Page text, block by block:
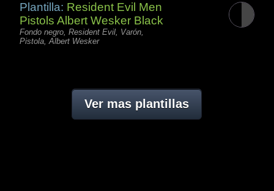
Plantilla: Resident Evil Men
Pistols Albert Wesker Black
Fondo negro, Resident Evil, Varón,
Pistola, Albert Wesker
Ver mas plantillas